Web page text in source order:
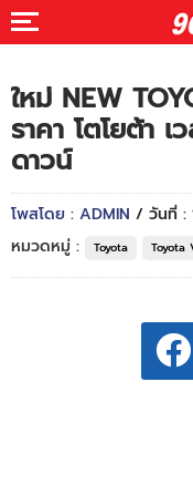
ใหม่ NEW
ราคา โตโยต้า
ดาวน์
โพสโดย : ADMIN / วันที่ :
หมวดหมู่ :
Toyota Toyota